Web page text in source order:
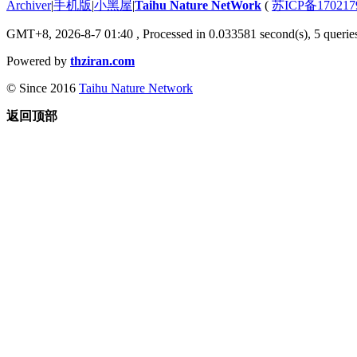
Archiver|手机版|小黑屋|Taihu Nature NetWork ( 苏ICP备
GMT+8, 2026-8-7 01:40 , Processed in 0.033581 second(s), 5
Powered by thziran.com
© Since 2016 Taihu Nature Network
返回顶部